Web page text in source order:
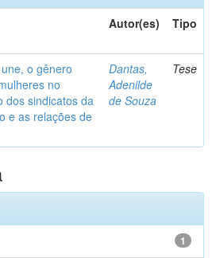
Autor(es) Tipo
o gênero
no
dos sindicatos da
e as relações de
Dantas,
Adenilde
de Souza
Tese
1